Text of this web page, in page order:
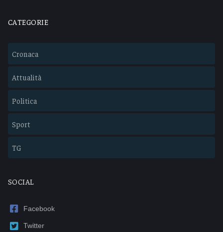
CATEGORIE
Cronaca
Attualità
Politica
Sport
TG
SOCIAL
Facebook
Twitter